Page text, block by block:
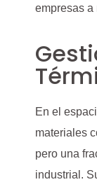
empresas a
En el
materiales
pero una
industrial.